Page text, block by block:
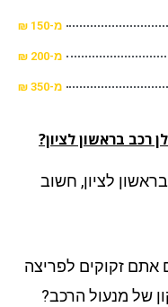
מ-150 ₪
מ-200 ₪
מ-350 ₪
בראשון לציון?
לציון, חשוב
לפריצה
מנעול הרכב?